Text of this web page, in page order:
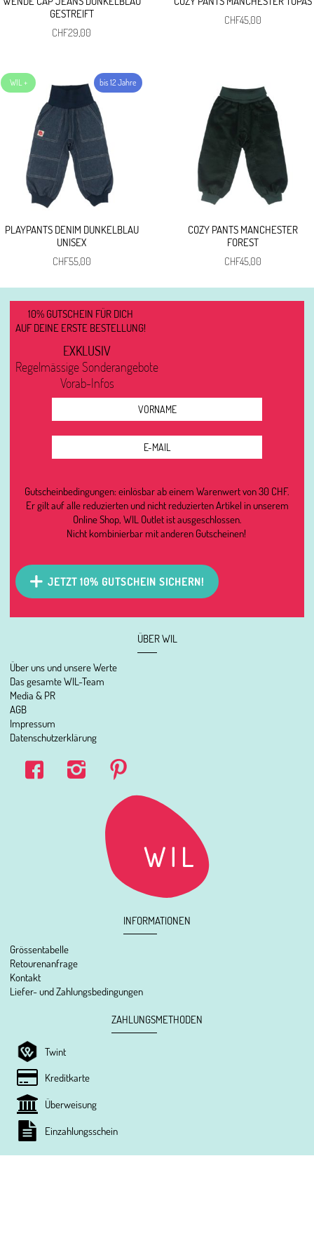
GESTREIFT
CHF29,00
CHF45,00
PLAYPANTS DENIM DUNKELBLAU
UNISEX
CHF55,00
COZY PANTS MANCHESTER
FOREST
CHF45,00
ÜBER WIL
Über uns und unsere Werte
Das gesamte WIL-Team
Media & PR
AGB
Impressum
Datenschutzerklärung
INFORMATIONEN
Grössentabelle
Retourenanfrage
Kontakt
Liefer- und Zahlungsbedingungen
ZAHLUNGSMETHODEN
Twint
Kreditkarte
Überweisung
Einzahlungsschein
10% GUTSCHEIN FÜR DICH
AUF DEINE ERSTE BESTELLUNG!
EXKLUSIV
Regelmässige Sonderangebote
Vorab-Infos
Gutscheinbedingungen: einlösbar ab einem Warenwert von 30 CHF.
Er gilt auf alle reduzierten und nicht reduzierten Artikel in unserem
Online Shop, WIL Outlet ist ausgeschlossen.
Nicht kombinierbar mit anderen Gutscheinen!
JETZT 10% GUTSCHEIN SICHERN!